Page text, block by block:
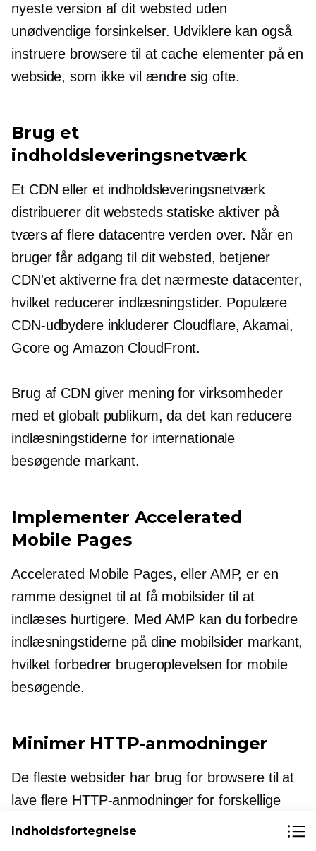
nyeste version af dit websted uden
unødvendige forsinkelser. Udviklere kan også
instruere browsere til at cache elementer på en
webside, som ikke vil ændre sig ofte.
Brug et
indholdsleveringsnetværk
Et CDN eller et indholdsleveringsnetværk
distribuerer dit websteds statiske aktiver på
tværs af flere datacentre verden over. Når en
bruger får adgang til dit websted, betjener
CDN'et aktiverne fra det nærmeste datacenter,
hvilket reducerer indlæsningstider. Populære
CDN-udbydere inkluderer Cloudflare, Akamai,
Gcore og Amazon CloudFront.
Brug af CDN giver mening for virksomheder
med et globalt publikum, da det kan reducere
indlæsningstiderne for internationale
besøgende markant.
Implementer Accelerated
Mobile Pages
Accelerated Mobile Pages, eller AMP, er en
ramme designet til at få mobilsider til at
indlæses hurtigere. Med AMP kan du forbedre
indlæsningstiderne på dine mobilsider markant,
hvilket forbedrer brugeroplevelsen for mobile
besøgende.
Minimer HTTP-anmodninger
De fleste websider har brug for browsere til at
lave flere HTTP-anmodninger for forskellige
aktiver som billeder, scripts og CSS-filer.
Indholdsfortegnelse